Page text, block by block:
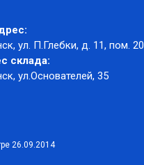
ул. П.Глебки, д. 11, пом. 20
склада:
ул.Основателей, 35
26.09.2014